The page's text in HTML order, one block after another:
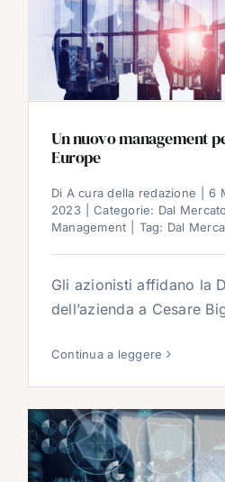
Un nuovo management
Europe
Di A cura della redazione
6
2023
Categorie: Dal Mercato
Management
Tag: Dal
Gli azionisti affidano la
dell’azienda a Cesare
Continua a leggere